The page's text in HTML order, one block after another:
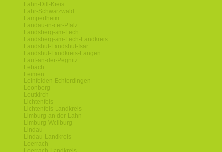
Lahn-Dill-Kreis
Lahr-Schwarzwald
Lampertheim
Landau-in-der-Pfalz
Landsberg-am-Lech
Landsberg-am-Lech-Landkreis
Landshut-Landshut-Isar
Landshut-Landkreis-Langen
Lauf-an-der-Pegnitz
Lebach
Leimen
Leinfelden-Echterdingen
Leonberg
Leutkirch
Lichtenfels
Lichtenfels-Landkreis
Limburg-an-der-Lahn
Limburg-Weilburg
Lindau
Lindau-Landkreis
Loerrach
Loerrach-Landkreis